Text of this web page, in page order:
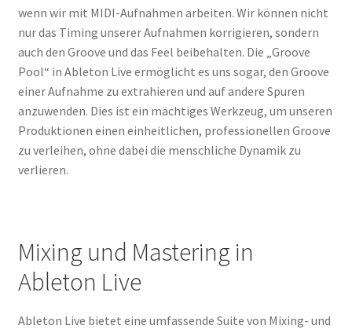
wenn wir mit MIDI-Aufnahmen arbeiten. Wir können nicht
nur das Timing unserer Aufnahmen korrigieren, sondern
auch den Groove und das Feel beibehalten. Die „Groove
Pool“ in Ableton Live ermöglicht es uns sogar, den Groove
einer Aufnahme zu extrahieren und auf andere Spuren
anzuwenden. Dies ist ein mächtiges Werkzeug, um unseren
Produktionen einen einheitlichen, professionellen Groove
zu verleihen, ohne dabei die menschliche Dynamik zu
verlieren.
Mixing und Mastering in
Ableton Live
Ableton Live bietet eine umfassende Suite von Mixing- und